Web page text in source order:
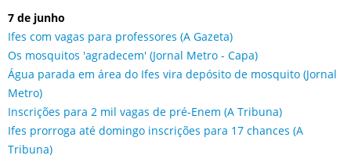
7 de junho
Ifes com vagas para professores (A Gazeta)
Os mosquitos 'agradecem' (Jornal Metro - Capa)
Água parada em área do Ifes vira depósito de mosquito (Jornal
Metro)
Inscrições para 2 mil vagas de pré-Enem (A Tribuna)
Ifes prorroga até domingo inscrições para 17 chances (A
Tribuna)